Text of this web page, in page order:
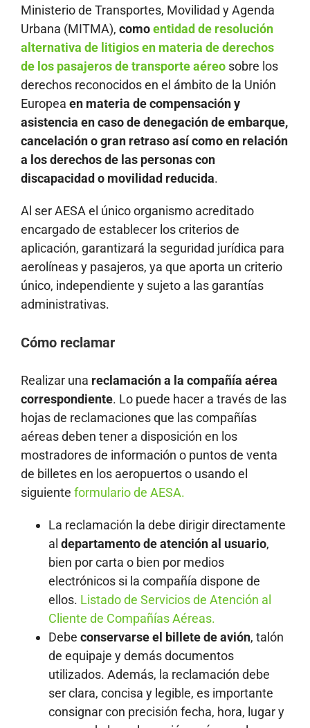
Ministerio de Transportes, Movilidad y Agenda
Urbana (MITMA), comoentidad de resolución
alternativa de litigios en materia de derechos
de los pasajeros de transporte aéreo sobre los
derechos reconocidos en el ámbito de la Unión
Europea en materia de compensación y
asistencia en casode denegación de embarque,
cancelación o gran retraso así como en relación
a los derechos de las personas con
discapacidad o movilidad reducida.
Al ser AESA el único organismo acreditado
encargado de establecer los criterios de
aplicación, garantizará la seguridad jurídica para
aerolíneas y pasajeros, ya que aporta un criterio
único, independiente y sujeto a las garantías
administrativas.
Cómo reclamar
Realizar una reclamación a la compañía aérea
correspondiente. Lo puede hacer a través de las
hojas de reclamaciones que las compañías
aéreas deben tener a disposición en los
mostradores de información o puntos de venta
de billetes en los aeropuertos o usando el
siguiente formulario de AESA.
La reclamación la debe dirigir directamente
al departamento de atención al usuario,
bien por carta o bien por medios
electrónicos si la compañía dispone de
ellos. Listado de Servicios de Atención al
Cliente de Compañías Aéreas.
Debe conservarse el billete de avión, talón
de equipaje y demás documentos
utilizados. Además, la reclamación debe
ser clara, concisa y legible, es importante
consignar con precisión fecha, hora, lugar y